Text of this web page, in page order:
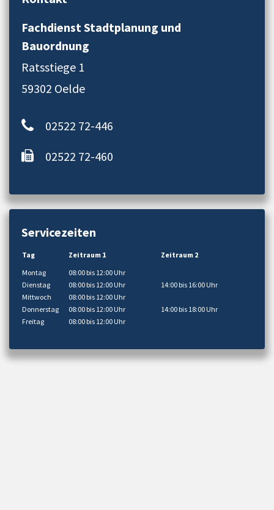
Fachdienst Stadtplanung und
Bauordnung
Ratsstiege 1
59302 Oelde
02522 72-446
02522 72-460
Servicezeiten
Tag Zeitraum 1
Zeitraum 2
Montag
08:00 bis 12:00 Uhr
Dienstag
08:00 bis 12:00 Uhr
14:00 bis 16:00 Uhr
Mittwoch
08:00 bis 12:00 Uhr
Donnerstag
08:00 bis 12:00 Uhr
14:00 bis 18:00 Uhr
Freitag
08:00 bis 12:00 Uhr